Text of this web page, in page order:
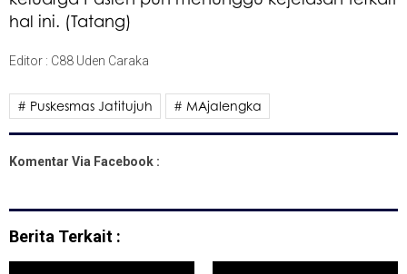
hal ini. (Tatang)
Editor : C88 Uden Caraka
# Puskesmas Jatitujuh # MAjalengka
Komentar Via Facebook :
Berita Terkait :